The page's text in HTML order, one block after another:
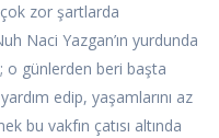
zor şartlarda
Naci Yazgan’ın yurdunda
o günlerden beri başta
edip, yaşamlarını az
bu vakfın çatısı altında